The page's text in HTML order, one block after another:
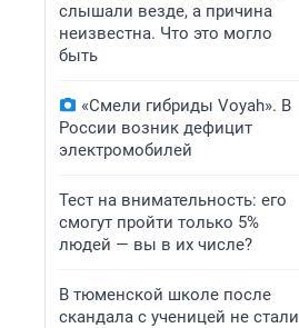
слышали везде, а причина
неизвестна. Что это могло
быть
«Смели гибриды Voyah». В
России возник дефицит
электромобилей
Тест на внимательность: его
смогут пройти только 5%
людей — вы в их числе?
В тюменской школе после
скандала с ученицей не стали